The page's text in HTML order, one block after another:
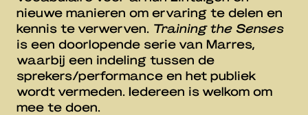
nieuwe manieren om ervaring te delen en
kennis te verwerven. Training the Senses
is een doorlopende serie van Marres,
waarbij een indeling tussen de
sprekers/performance en het publiek
wordt vermeden. Iedereen is welkom om
mee te doen.